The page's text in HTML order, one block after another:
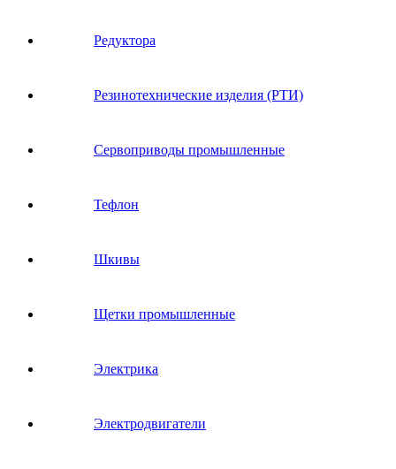
Редуктора
Резинотехнические изделия (РТИ)
Сервоприводы промышленные
Тефлон
Шкивы
Щетки промышленные
Электрика
Электродвигатели